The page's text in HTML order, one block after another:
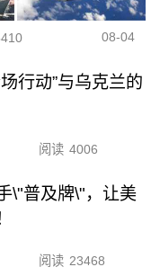
08-04
行动”与乌克兰的
阅读 4006
\"普及牌\"，让美
阅读 23468